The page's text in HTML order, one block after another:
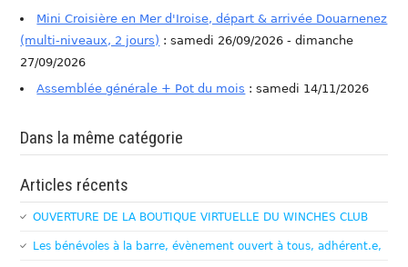
Mini Croisière en Mer d'Iroise, départ & arrivée Douarnenez
(multi-niveaux, 2 jours) : samedi 26/09/2026 - dimanche
27/09/2026
Assemblée générale + Pot du mois : samedi 14/11/2026
Dans la même catégorie
Articles récents
OUVERTURE DE LA BOUTIQUE VIRTUELLE DU WINCHES CLUB
Les bénévoles à la barre, évènement ouvert à tous, adhérent.e,